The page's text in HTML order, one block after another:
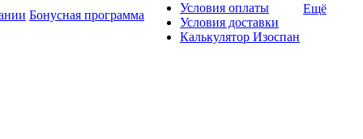
Бонусная программа
Условия оплаты
Условия доставки
Калькулятор Изоспан
Ещё